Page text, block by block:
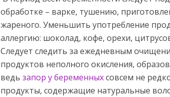
обработке – варке, тушению,
жареного. Уменьшить употребление
аллергию: шоколад, кофе, орехи,
Следует следить за ежедневным
продуктов неполного окисления,
ведь запор у беременныхсовсем не
продукты, содержащие натуральные